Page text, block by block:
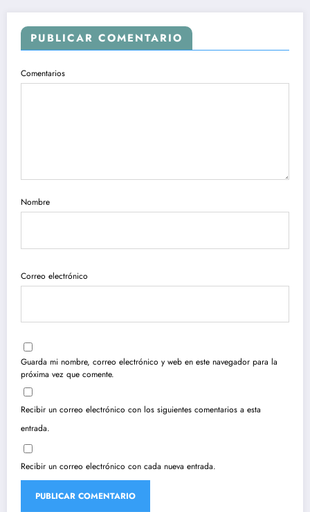
PUBLICAR COMENTARIO
Comentarios
Nombre
Correo electrónico
Guarda mi nombre, correo electrónico y web en este navegador para la
próxima vez que comente.
Recibir un correo electrónico con los siguientes comentarios a esta
entrada.
Recibir un correo electrónico con cada nueva entrada.